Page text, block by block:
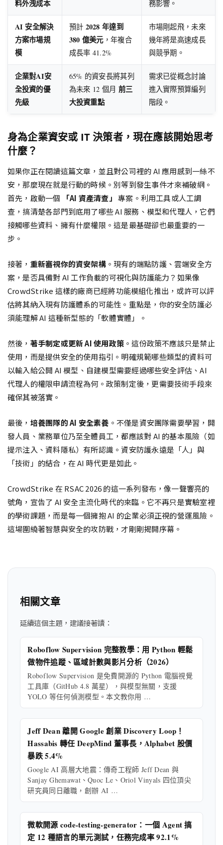
料外洩成本 務影響。
AI 安全解決
方案市場規
模
預計 2028 年達到
380 億美元，年複合
成長率 41.2%
市場剛起飛，未來
幾年將是高速成長
與競爭期。
企業對AI安
全投資的優
先級
65% 的資安長將其列
為未來 12 個月 前三
大投資重點
需求已從概念討論
進入實際預算編列
階段。
身為企業資安或 IT 決策者，現在應該開始思考
什麼？
如果你正在閱讀這篇文章，並且對公司裡的 AI 應用感到一絲不
安，那麼現在就是行動的時候。別等到發生事件才來補破網。
首先，啟動一個
「AI 資產清查」 專案。利用工具或人工調
查，搞清楚各部門到底用了哪些 AI 服務、模型和代理人，它們
接觸哪些資料、擁有什麼權限。這是最基礎卻也最重要的一
步。
接著， 重新審視你的資安架構。現有的端點防護、雲端安全方
案，是否具備對 AI 工作負載的可視化與防護能力？如果像
CrowdStrike 這樣的廠商已經將功能模組化推出，或許可以評
估將其納入現有防護體系的可能性。重點是，你的安全防護必
須能理解 AI 這種新型態的「軟體實體」。
然後， 著手制定或更新 AI 使用政策 。這份政策不應該只是禁止
使用，而是提供安全的使用指引。明確規範哪些類型的資料可
以輸入給公開 AI 模型、自建模型需要經過哪些安全評估、AI
代理人的權限申請流程為何。政策制定後，更需要技術手段來
確保其被落實。
最後， 培養團隊的 AI 安全素養 。不僅是資安團隊需要學習，開
發人員、業務單位乃至全體員工，都應該對 AI 的基本風險（如
提示注入、資料隱私）有所認識。資安防護永遠是「人」與
「技術」的結合，在 AI 時代更是如此。
CrowdStrike 在 RSAC 2026 的這一系列發布，像一聲響亮的
號角，宣告了 AI 安全主流化時代的來臨。它不再只是實驗室裡
的學術課題，而是每一個擁抱 AI 的企業必須正視的營運風險。
這場圍繞著智慧與安全的攻防戰，才剛剛揭開序幕。
相關文章
延續這個主題，建議接著讀：
Roboflow Supervision 完整教學：用 Python 輕鬆
做物件追蹤、區域計數與影片分析（2026）
Roboflow Supervision 是免費開源的 Python 電腦視覺
工具庫（GitHub 4.8 萬星），與模型無關，支援
YOLO 等任何偵測模型。本文教你用 …
Jeff Dean 離開 Google 創業 Discovery Loop！
Hassabis 轉任 DeepMind 董事長，Alphabet 股價
暴跌 5.4%
Google AI 高層大地震：傳奇工程師 Jeff Dean 與
Sanjay Ghemawat、Quoc Le、Oriol Vinyals 四位頂尖
研究員同日離職，創辦 AI …
微軟開源 code-testing-generator：一個 Agent 搞
定 12 種語言的單元測試，任務完成率 92.1%